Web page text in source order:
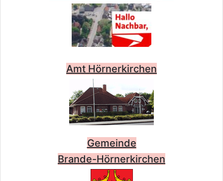
Amt Hörnerkirchen
Gemeinde
Brande-Hörnerkirchen